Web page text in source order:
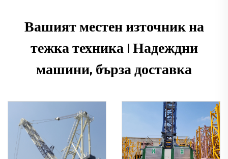
Вашият местен източник на
тежка техника | Надеждни
машини, бърза доставка